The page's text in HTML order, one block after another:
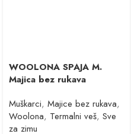
WOOLONA SPAJA M.
Majica bez rukava
Muškarci, Majice bez rukava,
Woolona, Termalni veš, Sve
za zimu